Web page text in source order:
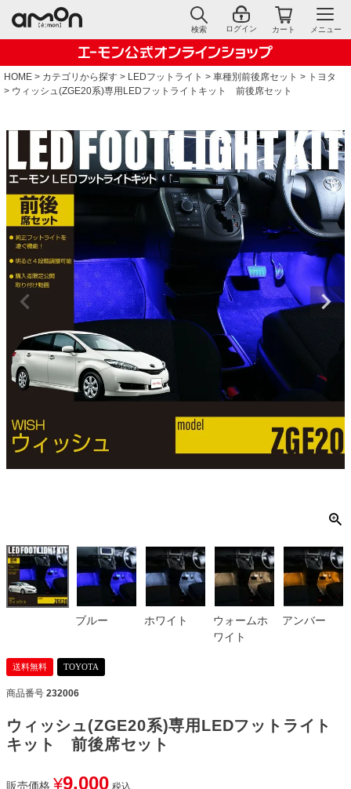
検索 ログイン カート メニュー
HOME カテゴリから探す LEDフットライト 車種別前後席セット
トヨタ
ウィッシュ(ZGE20系)専用LEDフットライトキット 前後席セット
ブルー ホワイト
ウォームホ
ワイト
アンバー
送料無料 TOYOTA
商品番号 232006
ウィッシュ(ZGE20系)専用LEDフットライト
キット 前後席セット
販売価格 ¥9,000 税込